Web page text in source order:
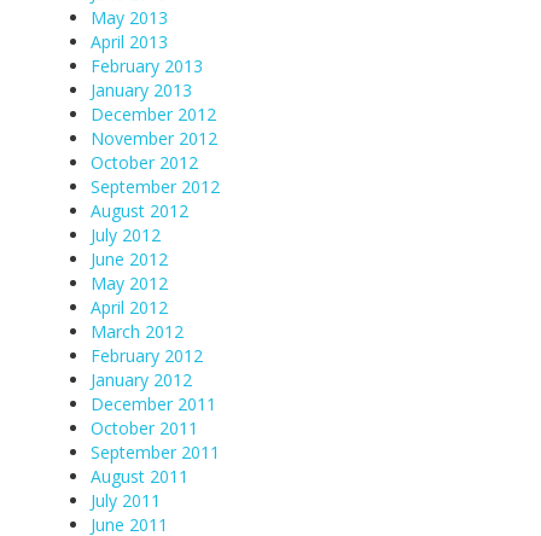
May 2013
April 2013
February 2013
January 2013
December 2012
November 2012
October 2012
September 2012
August 2012
July 2012
June 2012
May 2012
April 2012
March 2012
February 2012
January 2012
December 2011
October 2011
September 2011
August 2011
July 2011
June 2011